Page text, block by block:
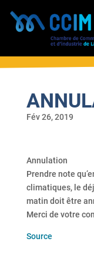
Fév 26, 2019
Annulation
Prendre note
climatiques, le
matin doit être
Merci de votre
Source